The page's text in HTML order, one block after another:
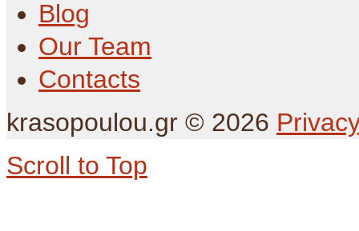
Blog
Our Team
Contacts
krasopoulou.gr © 2026
Scroll to Top